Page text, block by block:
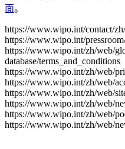
面。
https://www.wipo.int/contact/
https://www.wipo.int/
https://www.wipo.int/zh/web/
database/terms_and_conditions
https://www.wipo.int/zh/web/
https://www.wipo.int/zh/web/
https://www.wipo.int/zh/web/
https://www.wipo.int/zh/web/
https://www.wipo.int/zh/web/
https://www.wipo.int/zh/web/